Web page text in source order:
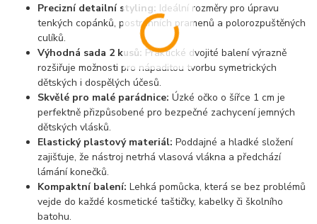
Precizní detailní styling: Ideální rozměry pro úpravu
tenkých copánků, postranních pramenů a polorozpuštěných
culíků.
Výhodná sada 2 kusů: Praktické dvojité balení výrazně
rozšiřuje možnosti pro nápaditou tvorbu symetrických
dětských i dospělých účesů.
Skvělé pro malé parádnice: Úzké očko o šířce 1 cm je
perfektně přizpůsobené pro bezpečné zachycení jemných
dětských vlásků.
Elastický plastový materiál: Poddajné a hladké složení
zajišťuje, že nástroj netrhá vlasová vlákna a předchází
lámání konečků.
Kompaktní balení: Lehká pomůcka, která se bez problémů
vejde do každé kosmetické taštičky, kabelky či školního
batohu.